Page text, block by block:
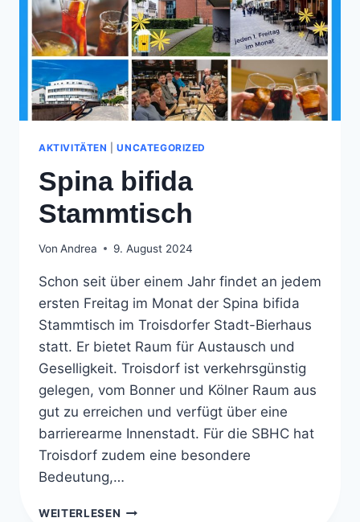
AKTIVITÄTEN |UNCATEGORIZED
Spina bifida
Stammtisch
Von Andrea 9. August 2024
Schon seit über einem Jahr findet an jedem
ersten Freitag im Monat der Spina bifida
Stammtisch im Troisdorfer Stadt-Bierhaus
statt. Er bietet Raum für Austausch und
Geselligkeit. Troisdorf ist verkehrsgünstig
gelegen, vom Bonner und Kölner Raum aus
gut zu erreichen und verfügt über eine
barrierearme Innenstadt. Für die SBHC hat
Troisdorf zudem eine besondere
Bedeutung,…
WEITERLESEN SPINA